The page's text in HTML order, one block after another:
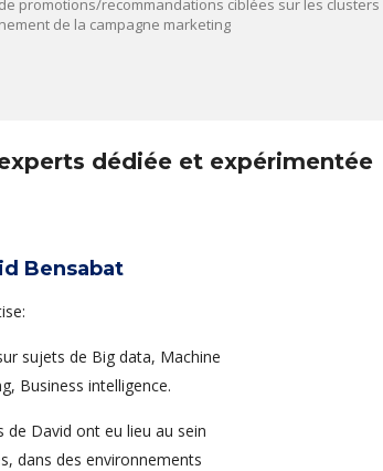
promotions/recommandations ciblées sur les clusters
de la campagne marketing
dédiée et expérimentée
Bensabat
sujets de Big data, Machine
Business intelligence.
de David ont eu lieu au sein
dans des environnements